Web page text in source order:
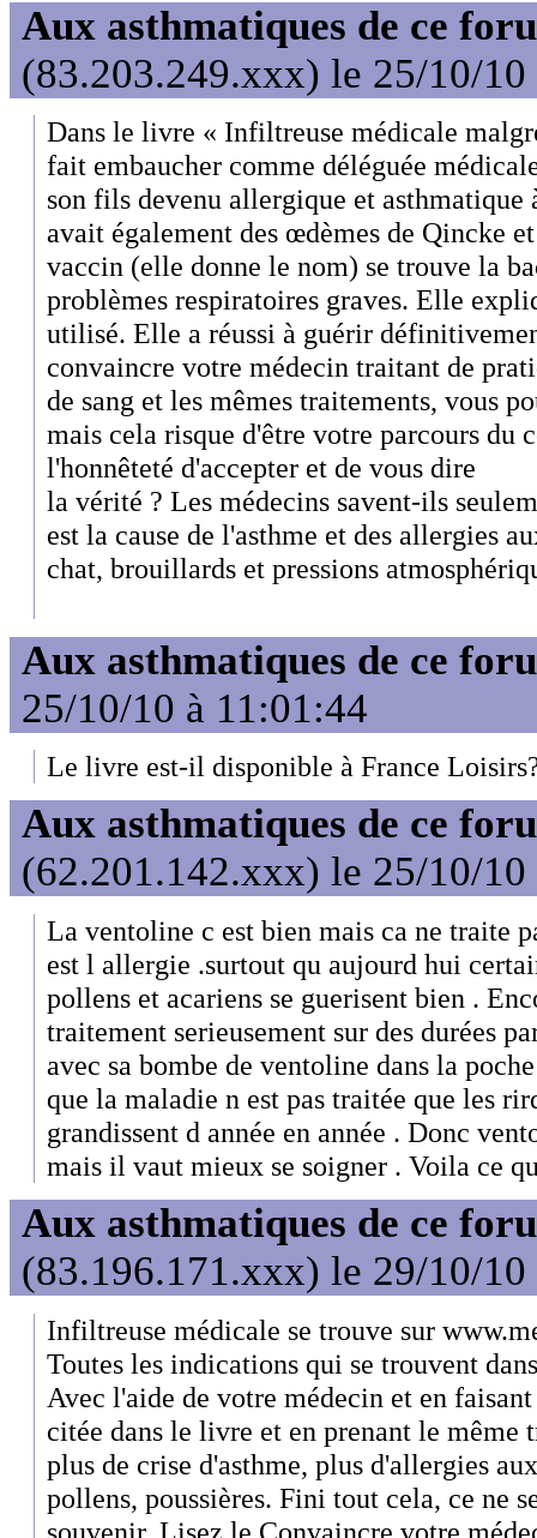
Aux asthmatiques de ce
(83.203.249.xxx) le 25/10/10
Dans le livre « Infiltreuse médicale
fait embaucher comme déléguée
son fils devenu allergique et asthmatique
avait également des œdèmes de Qincke
vaccin (elle donne le nom) se trouve la
problèmes respiratoires graves. Elle
utilisé. Elle a réussi à guérir
convaincre votre médecin traitant de
de sang et les mêmes traitements, vous
mais cela risque d'être votre parcours du
l'honnêteté d'accepter et de vous dire
la vérité ? Les médecins savent-ils
est la cause de l'asthme et des allergies
chat, brouillards et pressions
Aux asthmatiques de ce
25/10/10 à 11:01:44
Le livre est-il disponible à France
Aux asthmatiques de ce
(62.201.142.xxx) le 25/10/10
La ventoline c est bien mais ca ne traite
est l allergie .surtout qu aujourd hui
pollens et acariens se guerisent bien .
traitement serieusement sur des durées
avec sa bombe de ventoline dans la
que la maladie n est pas traitée que les
grandissent d année en année . Donc
mais il vaut mieux se soigner . Voila ce
Aux asthmatiques de ce
(83.196.171.xxx) le 29/10/10
Infiltreuse médicale se trouve sur
Toutes les indications qui se trouvent
Avec l'aide de votre médecin et en
citée dans le livre et en prenant le même
plus de crise d'asthme, plus d'allergies
pollens, poussières. Fini tout cela, ce ne
souvenir. Lisez le.Convaincre votre